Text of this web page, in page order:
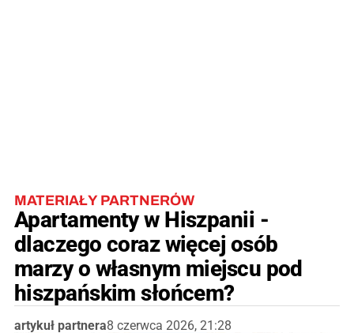
MATERIAŁY PARTNERÓW
Apartamenty w Hiszpanii -
dlaczego coraz więcej osób
marzy o własnym miejscu pod
hiszpańskim słońcem?
artykuł partnera8 czerwca 2026, 21:28